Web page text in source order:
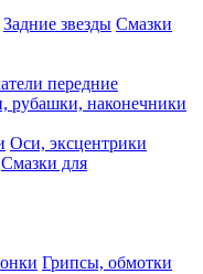
Задние звезды Смазки
передние
рубашки, наконечники
Оси, эксцентрики
Смазки для
Грипсы, обмотки